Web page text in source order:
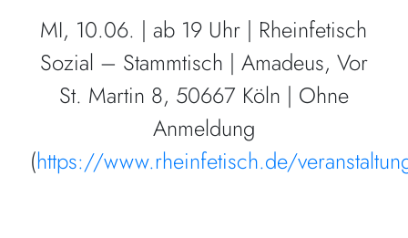
MI, 10.06. | ab 19 Uhr | Rheinfetisch
Sozial – Stammtisch | Amadeus, Vor
St. Martin 8, 50667 Köln | Ohne
Anmeldung
(https://www.rheinfetisch.de/